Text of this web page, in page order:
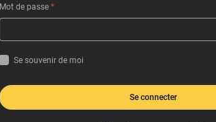
Mot de passe *
Se souvenir de moi
Se connecter